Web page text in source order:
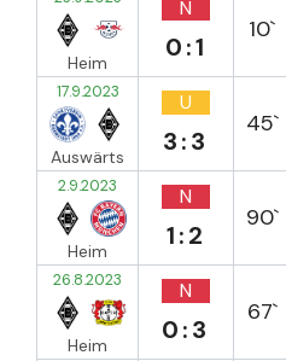
Heim
N
0:1
10`
17.9.2023
Auswärts
U
3:3
45`
2.9.2023
Heim
N
1:2
90`
26.8.2023
Heim
N
0:3
67`